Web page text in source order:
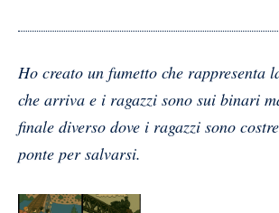
Ho creato un fumetto che rappresenta
che arriva e i ragazzi sono sui binari
finale diverso dove i ragazzi sono
ponte per salvarsi.